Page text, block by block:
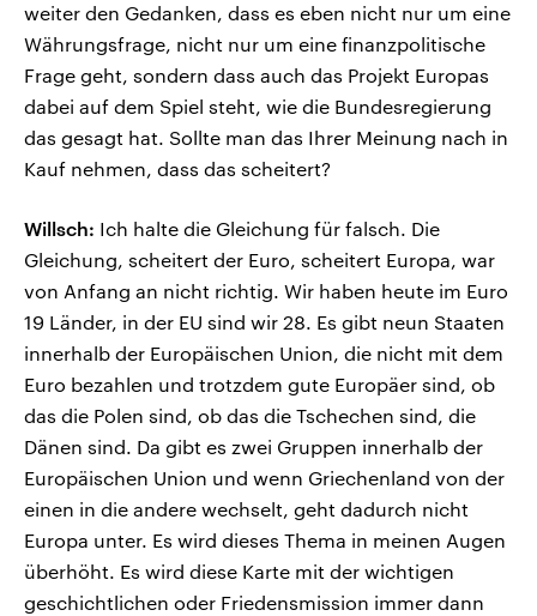
weiter den Gedanken, dass es eben nicht nur um eine
Währungsfrage, nicht nur um eine finanzpolitische
Frage geht, sondern dass auch das Projekt Europas
dabei auf dem Spiel steht, wie die Bundesregierung
das gesagt hat. Sollte man das Ihrer Meinung nach in
Kauf nehmen, dass das scheitert?
Willsch: Ich halte die Gleichung für falsch. Die
Gleichung, scheitert der Euro, scheitert Europa, war
von Anfang an nicht richtig. Wir haben heute im Euro
19 Länder, in der EU sind wir 28. Es gibt neun Staaten
innerhalb der Europäischen Union, die nicht mit dem
Euro bezahlen und trotzdem gute Europäer sind, ob
das die Polen sind, ob das die Tschechen sind, die
Dänen sind. Da gibt es zwei Gruppen innerhalb der
Europäischen Union und wenn Griechenland von der
einen in die andere wechselt, geht dadurch nicht
Europa unter. Es wird dieses Thema in meinen Augen
überhöht. Es wird diese Karte mit der wichtigen
geschichtlichen oder Friedensmission immer dann